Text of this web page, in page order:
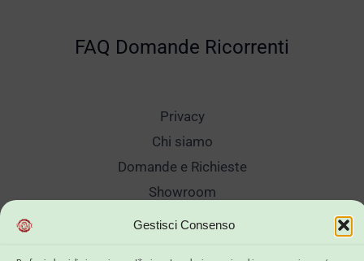
Gestisci Consenso
FAQ Domande Ricorrenti
Privacy
Chi siamo
Domande e Richieste
Showroom
Spedizioni